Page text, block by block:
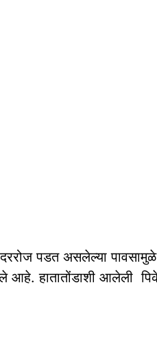
पडत असलेल्या
आहे. हातातोंडाशी आलेली